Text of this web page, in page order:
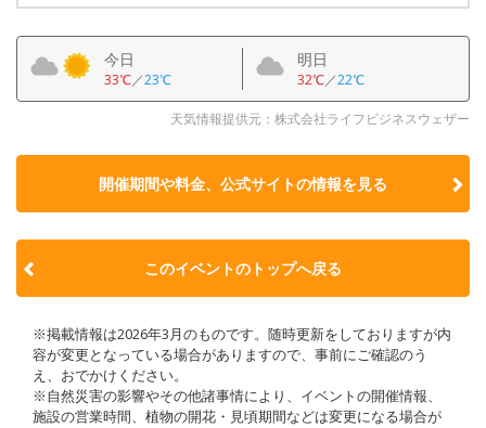
今日
33℃／23℃
明日
32℃／22℃
天気情報提供元：株式会社ライフビジネスウェザー
開催期間や料金、公式サイトの情報を見る
このイベントのトップへ戻る
※掲載情報は2026年3月のものです。随時更新をしておりますが内
容が変更となっている場合がありますので、事前にご確認のう
え、おでかけください。
※自然災害の影響やその他諸事情により、イベントの開催情報、
施設の営業時間、植物の開花・見頃期間などは変更になる場合が